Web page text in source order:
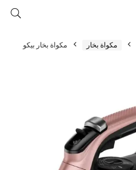
مكواة بخار
مكواة بخار بيكو